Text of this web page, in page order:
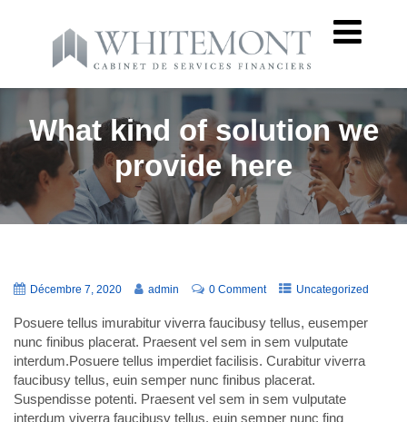
What kind of solution we
provide here
Décembre 7, 2020 admin 0 Comment Uncategorized
Posuere tellus imurabitur viverra faucibusy tellus, eusemper
nunc finibus placerat. Praesent vel sem in sem vulputate
interdum.Posuere tellus imperdiet facilisis. Curabitur viverra
faucibusy tellus, euin semper nunc finibus placerat.
Suspendisse potenti. Praesent vel sem in sem vulputate
interdum viverra faucibusy tellus, euin semper nunc fing